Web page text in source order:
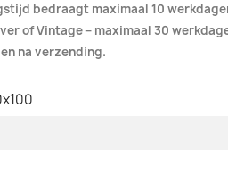
bedraagt maximaal 10
of Vintage – maximaal 30
na verzending.